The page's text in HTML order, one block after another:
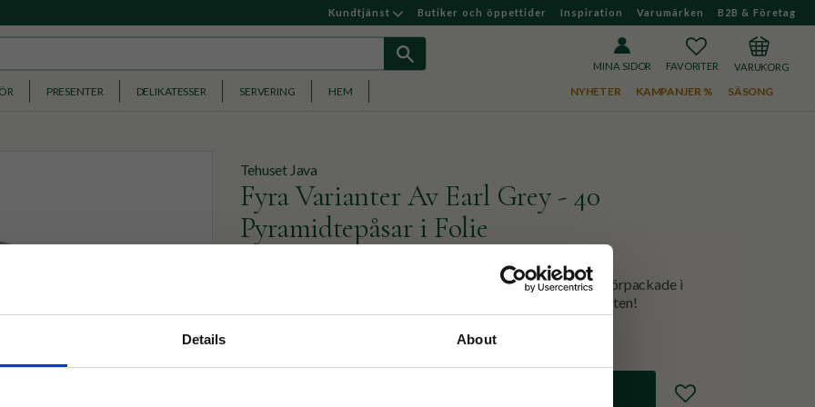
Details About
Kundtjänst Butiker och öppettider Inspiration Varumärken B2B & Företag
MINA SIDOR
FAVORITERKUNDVAGN
PRESENTER DELIKATESSER SERVERING HEM NYHETER KAMPANJER % SÄSONG
Tehuset Java
Fyra Varianter Av Earl Grey - 40
Pyramidtepåsar i Folie
Fyra varianter av våra mest populära Earl Grey blandningar förpackade i
komposterbara pyramidtepåsar. Perfekt för Earl Grey fantasten!
Lägg till i favoriter